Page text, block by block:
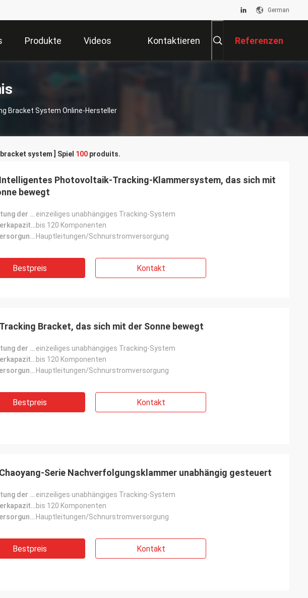
German
Produkte Videos Kontaktieren Referenzen
Bracket System Online-Hersteller
system ] Spiel 100 produits.
Photovoltaik-Tracking-Klammersystem, das sich mit
bewegt
Spurhaltung der Form: einzeiliges unabhängiges Tracking-System
Verfolgerkapazität:bis 120 Komponenten
Stromversorgungsmodus: Hauptleitungen/Schnurstromversorgung
Bestpreis Kontakt
Bracket, das sich mit der Sonne bewegt
Spurhaltung der Form: einzeiliges unabhängiges Tracking-System
Verfolgerkapazität:bis 120 Komponenten
Stromversorgungsmodus: Hauptleitungen/Schnurstromversorgung
Bestpreis Kontakt
Serie Nachverfolgungsklammer unabhängig gesteuert
Spurhaltung der Form: einzeiliges unabhängiges Tracking-System
Verfolgerkapazität:bis 120 Komponenten
Stromversorgungsmodus: Hauptleitungen/Schnurstromversorgung
Bestpreis Kontakt